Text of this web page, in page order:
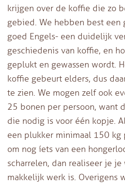
krijgen over de koffie die zo
gebied. We hebben best een
goed Engels- een duidelijk
geschiedenis van koffie, en
geplukt en gewassen wordt.
koffie gebeurt elders, dus
te zien. We mogen zelf ook
25 bonen per persoon, want
die nodig is voor één kopje.
een plukker minimaal 150 kg
om nog íets van een
scharrelen, dan realiseer je
makkelijk werk is. Overigens